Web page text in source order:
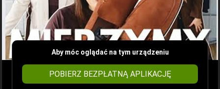
Aby móc oglądać na tym urządzeniu
POBIERZ BEZPŁATNĄ APLIKACJĘ